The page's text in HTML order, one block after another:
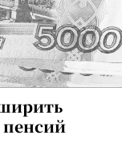
пенсий